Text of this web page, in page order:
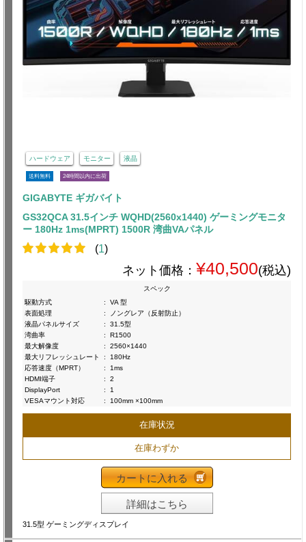
ハードウェア モニター 液晶
送料無料 24時間以内に出荷
GIGABYTE ギガバイト
GS32QCA 31.5インチ WQHD(2560x1440) ゲーミングモニタ
ー 180Hz 1ms(MPRT) 1500R 湾曲VAパネル
(1)
ネット価格： ¥40,500(税込)
スペック
駆動方式
:
VA 型
表面処理
:
ノングレア（反射防止）
液晶パネルサイズ
:
31.5型
湾曲率
:
R1500
最大解像度
:
2560×1440
最大リフレッシュレート
:
180Hz
応答速度（MPRT）
:
1ms
HDMI端子
:
2
DisplayPort
:
1
VESAマウント対応
: 100mm ×100mm
在庫状況
在庫わずか
カートに入れる
詳細はこちら
31.5型 ゲーミングディスプレイ